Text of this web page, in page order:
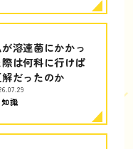
溶連菌にかかっ
は何科に行けば
だったのか
知識